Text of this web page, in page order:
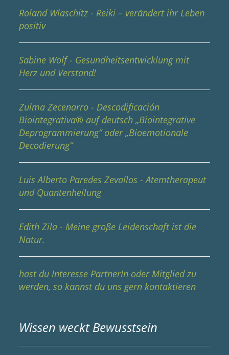
Roland Wlaschitz - Reiki – verändert ihr Leben
positiv
Sabine Wolf - Gesundheitsentwicklung mit
Herz und Verstand!
Zulma Zecenarro - Descodificación
Biointegrativa® auf deutsch „Biointegrative
Deprogrammierung“ oder „Bioemotionale
Decodierung“
Luis Alberto Paredes Zevallos - Atemtherapeut
und Quantenheilung
Edith Zila - Meine große Leidenschaft ist die
Natur.
hast du Interesse PartnerIn oder Mitglied zu
werden, so kannst du uns gern kontaktieren
Wissen weckt Bewusstsein